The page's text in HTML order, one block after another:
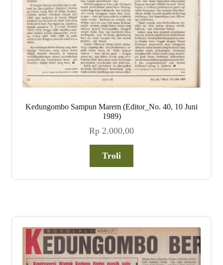
Kedungombo Sampun Marem (Editor_No. 40, 10 Juni
1989)
Rp 2.000,00
Troli